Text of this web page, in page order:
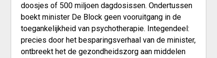
doosjes of 500 miljoen dagdosissen. Ondertussen
boekt minister De Block geen vooruitgang in de
toegankelijkheid van psychotherapie. Integendeel:
precies door het besparingsverhaal van de minister,
ontbreekt het de gezondheidszorg aan middelen